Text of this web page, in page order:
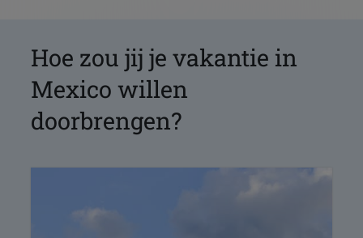
Hoe zou jij je vakantie in
Mexico willen
doorbrengen?